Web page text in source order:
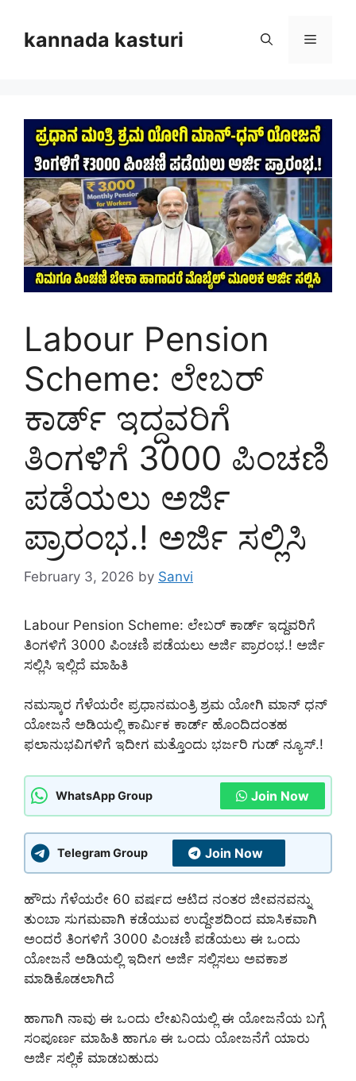
contentkannada kasturi Menu
Labour Pension
Scheme: ಲೇಬರ್
ಕಾರ್ಡ್ ಇದ್ದವರಿಗೆ
ತಿಂಗಳಿಗೆ 3000 ಪಿಂಚಣಿ
ಪಡೆಯಲು ಅರ್ಜಿ
ಪ್ರಾರಂಭ.! ಅರ್ಜಿ ಸಲ್ಲಿಸಿ
February 3, 2026 by Sanvi
Labour Pension Scheme: ಲೇಬರ್ ಕಾರ್ಡ್ ಇದ್ದವರಿಗೆ
ತಿಂಗಳಿಗೆ 3000 ಪಿಂಚಣಿ ಪಡೆಯಲು ಅರ್ಜಿ ಪ್ರಾರಂಭ.! ಅರ್ಜಿ
ಸಲ್ಲಿಸಿ ಇಲ್ಲಿದೆ ಮಾಹಿತಿ
ನಮಸ್ಕಾರ ಗೆಳೆಯರೇ ಪ್ರಧಾನಮಂತ್ರಿ ಶ್ರಮ ಯೋಗಿ ಮಾನ್ ಧನ್
ಯೋಜನೆ ಅಡಿಯಲ್ಲಿ ಕಾರ್ಮಿಕ ಕಾರ್ಡ್ ಹೊಂದಿದಂತಹ
ಫಲಾನುಭವಿಗಳಿಗೆ ಇದೀಗ ಮತ್ತೊಂದು ಭರ್ಜರಿ ಗುಡ್ ನ್ಯೂಸ್.!
WhatsApp Group Join Now
Telegram Group Join Now
ಹೌದು ಗೆಳೆಯರೇ 60 ವರ್ಷದ ಆಟಿದ ನಂತರ ಜೀವನವನ್ನು
ತುಂಬಾ ಸುಗಮವಾಗಿ ಕಡೆಯುವ ಉದ್ದೇಶದಿಂದ ಮಾಸಿಕವಾಗಿ
ಅಂದರೆ ತಿಂಗಳಿಗೆ 3000 ಪಿಂಚಣಿ ಪಡೆಯಲು ಈ ಒಂದು
ಯೋಜನೆ ಅಡಿಯಲ್ಲಿ ಇದೀಗ ಅರ್ಜಿ ಸಲ್ಲಿಸಲು ಅವಕಾಶ
ಮಾಡಿಕೊಡಲಾಗಿದೆ
ಹಾಗಾಗಿ ನಾವು ಈ ಒಂದು ಲೇಖನಿಯಲ್ಲಿ ಈ ಯೋಜನೆಯ ಬಗ್ಗೆ
ಸಂಪೂರ್ಣ ಮಾಹಿತಿ ಹಾಗೂ ಈ ಒಂದು ಯೋಜನೆಗೆ ಯಾರು
ಅರ್ಜಿ ಸಲ್ಲಿಕೆ ಮಾಡಬಹುದು